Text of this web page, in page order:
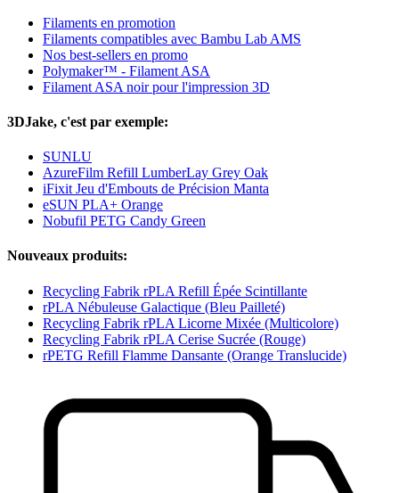
Filaments en promotion
Filaments compatibles avec Bambu Lab AMS
Nos best-sellers en promo
Polymaker™ - Filament ASA
Filament ASA noir pour l'impression 3D
3DJake, c'est par exemple:
SUNLU
AzureFilm Refill LumberLay Grey Oak
iFixit Jeu d'Embouts de Précision Manta
eSUN PLA+ Orange
Nobufil PETG Candy Green
Nouveaux produits:
Recycling Fabrik rPLA Refill Épée Scintillante
rPLA Nébuleuse Galactique (Bleu Pailleté)
Recycling Fabrik rPLA Licorne Mixée (Multicolore)
Recycling Fabrik rPLA Cerise Sucrée (Rouge)
rPETG Refill Flamme Dansante (Orange Translucide)